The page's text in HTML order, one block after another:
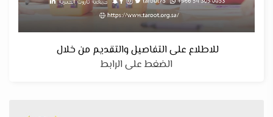
للاطلاع على التفاصيل والتقديم من خلال
الضغط على الرابط